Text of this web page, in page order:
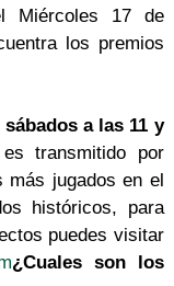
Miércoles 17 de
los premios
a las 11 y
transmitido por
más jugados en el
históricos, para
puedes visitar
¿Cuales son los